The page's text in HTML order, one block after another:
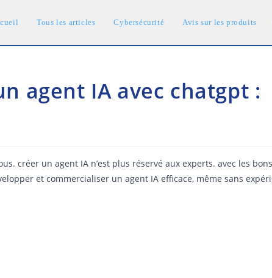
Tous les articles Cybersécurité Avis sur les produits
agent IA avec chatgpt :
créer un agent IA n’est plus réservé aux experts. avec les bons
et commercialiser un agent IA efficace, même sans